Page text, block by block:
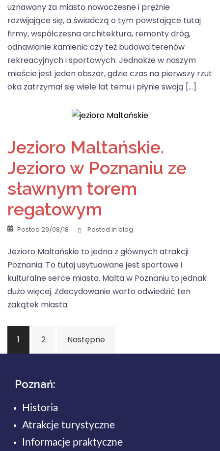
uznawany za miasto nowoczesne i prężnie
rozwijające się, a świadczą o tym powstające tutaj
firmy, współczesna architektura, remonty dróg,
odnawianie kamienic czy też budowa terenów
rekreacyjnych i sportowych. Jednakże w naszym
mieście jest jeden obszar, gdzie czas na pierwszy rzut
oka zatrzymał się wiele lat temu i płynie swoją […]
Jezioro Maltańskie.
Jezioro w Poznaniu ze
sławnym torem
regatowym
Posted 29/08/18 Posted in blog
Jezioro Maltańskie to jedna z głównych atrakcji
Poznania. To tutaj usytuowane jest sportowe i
kulturalne serce miasta. Malta w Poznaniu to jednak
dużo więcej. Zdecydowanie warto odwiedzić ten
zakątek miasta.
Stronicowanie
wpisów
1 2 Następne
Poznań:
Historia
Atrakcje turystyczne
Informacje praktyczne